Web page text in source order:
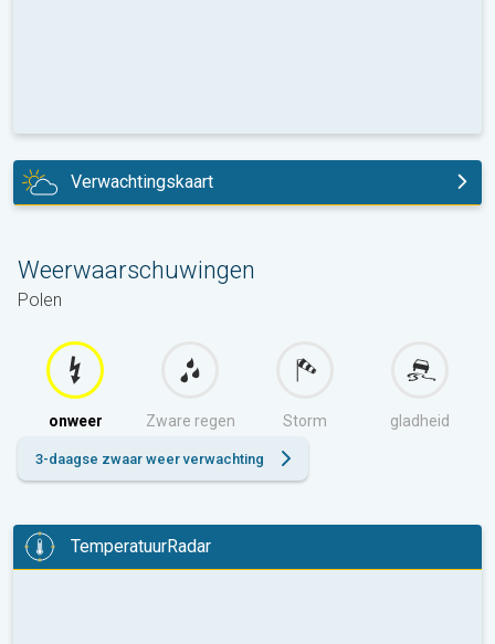
Verwachtingskaart
Weerwaarschuwingen
Polen
onweer Zware regen Storm gladheid
3-daagse zwaar weer verwachting
TemperatuurRadar